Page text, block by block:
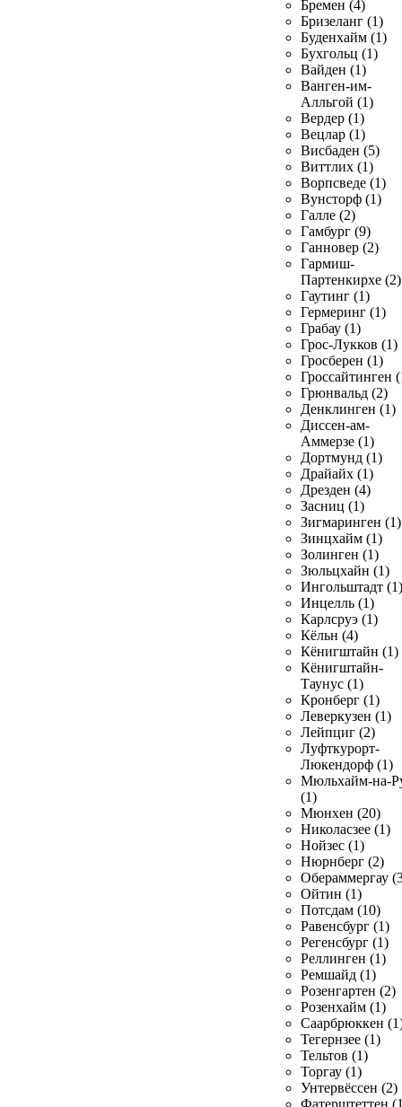
Бремен (4)
Бризеланг (1)
Буденхайм (1)
Бухгольц (1)
Вайден (1)
Ванген-им-
Алльгой (1)
Вердер (1)
Вецлар (1)
Висбаден (5)
Виттлих (1)
Ворпсведе (1)
Вунсторф (1)
Галле (2)
Гамбург (9)
Ганновер (2)
Гармиш-
Партенкирхе (2)
Гаутинг (1)
Гермеринг (1)
Грабау (1)
Грос-Лукков (1)
Гросберен (1)
Гроссайтинген
Грюнвальд (2)
Денклинген (1)
Диссен-ам-
Аммерзе (1)
Дортмунд (1)
Драйайх (1)
Дрезден (4)
Засниц (1)
Зигмаринген (1)
Зинцхайм (1)
Золинген (1)
Зюльцхайн (1)
Ингольштадт (1)
Инцелль (1)
Карлсруэ (1)
Кёльн (4)
Кёнигштайн (1)
Кёнигштайн-
Таунус (1)
Кронберг (1)
Леверкузен (1)
Лейпциг (2)
Луфткурорт-
Люкендорф (1)
Мюльхайм-на-
(1)
Мюнхен (20)
Николасзее (1)
Нойзес (1)
Нюрнберг (2)
Обераммергау
Ойтин (1)
Потсдам (10)
Равенсбург (1)
Регенсбург (1)
Реллинген (1)
Ремшайд (1)
Розенгартен (2)
Розенхайм (1)
Саарбрюккен
Тегернзее (1)
Тельтов (1)
Торгау (1)
Унтервёссен (2)
Фатерштеттен